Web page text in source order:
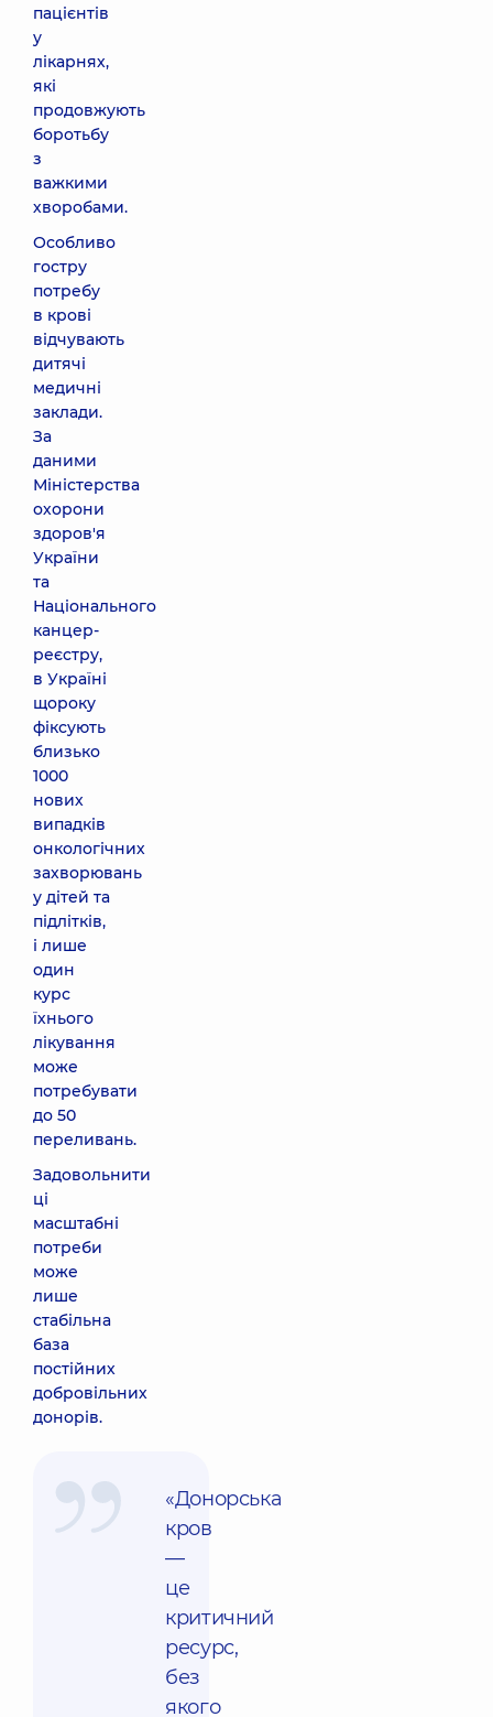
пацієнтів
у
лікарнях,
які
продовжують
боротьбу
з
важкими
хворобами.
Особливо
гостру
потребу
в крові
відчувають
дитячі
медичні
заклади.
За
даними
Міністерства
охорони
здоров'я
України
та
Національного
канцер-
реєстру,
в Україні
щороку
фіксують
близько
1000
нових
випадків
онкологічних
захворювань
у дітей та
підлітків,
і лише
один
курс
їхнього
лікування
може
потребувати
до 50
переливань.
Задовольнити
ці
масштабні
потреби
може
лише
стабільна
база
постійних
добровільних
донорів.
«Донорська
кров
—
це
критичний
ресурс,
без
якого